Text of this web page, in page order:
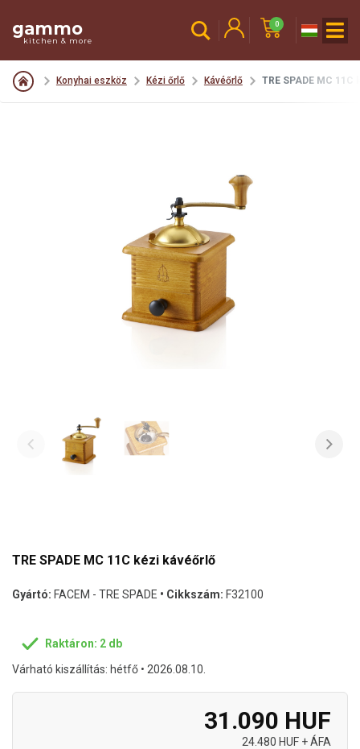
gammo
kitchen & more
0
Konyhai eszköz Kézi őrlő Kávéőrlő TRE SPADE MC
TRE SPADE MC 11C kézi kávéőrlő
Gyártó: FACEM - TRE SPADE • Cikkszám: F32100
Raktáron: 2 db
Várható kiszállítás: hétfő • 2026.08.10.
31.090 HUF
24.480 HUF + ÁFA